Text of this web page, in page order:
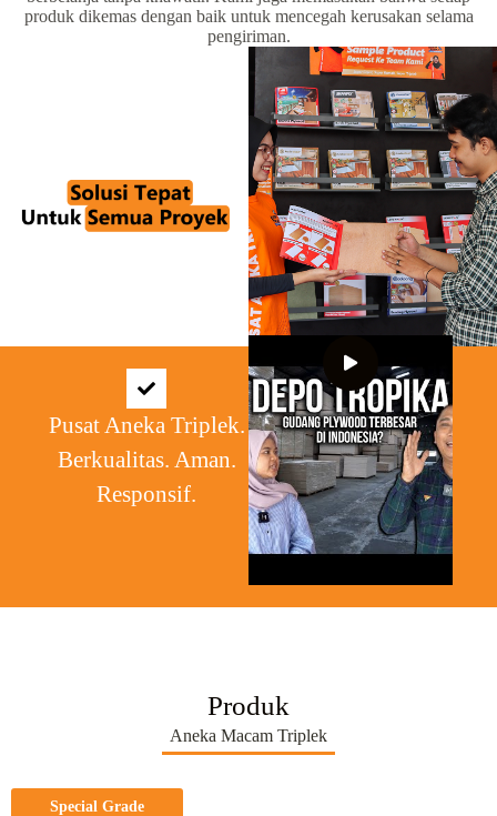
produk dikemas dengan baik untuk mencegah kerusakan selama
pengiriman.
Pusat Aneka Triplek.
Berkualitas. Aman.
Responsif.
Produk
Aneka Macam Triplek
Special Grade